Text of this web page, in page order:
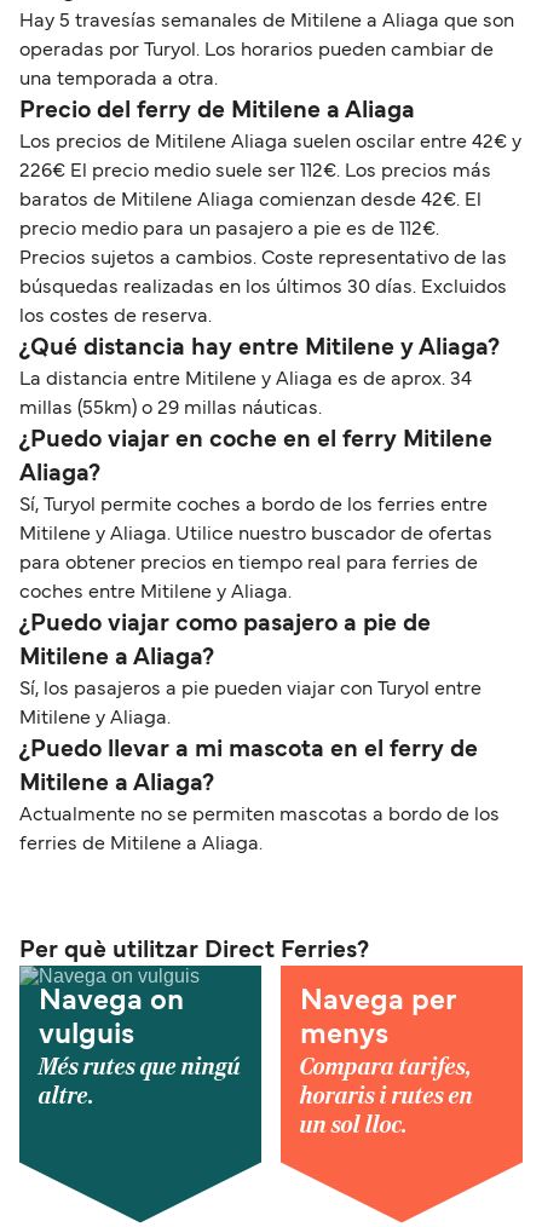
Hay 5 travesías semanales de Mitilene a Aliaga que son
operadas por Turyol. Los horarios pueden cambiar de
una temporada a otra.
Precio del ferry de Mitilene a Aliaga
Los precios de Mitilene Aliaga suelen oscilar entre 42€ y
226€ El precio medio suele ser 112€. Los precios más
baratos de Mitilene Aliaga comienzan desde 42€. El
precio medio para un pasajero a pie es de 112€.
Precios sujetos a cambios. Coste representativo de las
búsquedas realizadas en los últimos 30 días. Excluidos
los costes de reserva.
¿Qué distancia hay entre Mitilene y Aliaga?
La distancia entre Mitilene y Aliaga es de aprox. 34
millas (55km) o 29 millas náuticas.
¿Puedo viajar en coche en el ferry Mitilene
Aliaga?
Sí, Turyol permite coches a bordo de los ferries entre
Mitilene y Aliaga. Utilice nuestro buscador de ofertas
para obtener precios en tiempo real para ferries de
coches entre Mitilene y Aliaga.
¿Puedo viajar como pasajero a pie de
Mitilene a Aliaga?
Sí, los pasajeros a pie pueden viajar con Turyol entre
Mitilene y Aliaga.
¿Puedo llevar a mi mascota en el ferry de
Mitilene a Aliaga?
Actualmente no se permiten mascotas a bordo de los
ferries de Mitilene a Aliaga.
Per què utilitzar Direct Ferries?
Navega on
vulguis
Més rutes que ningú
altre.
Navega per
menys
Compara tarifes,
horaris i rutes en
un sol lloc.